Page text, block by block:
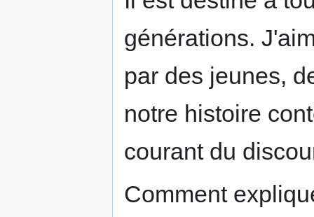
générations.
par des jeunes,
notre histoire
courant du
Comment